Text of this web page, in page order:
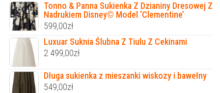
Tonno & Panna Sukienka Z Dzianiny Dresowej Z
Nadrukiem Disney© Model ‘Clementine’
599,00zł
Luxuar Suknia Ślubna Z Tiulu Z Cekinami
2 499,00zł
Długa sukienka z mieszanki wiskozy i bawełny
549,00zł